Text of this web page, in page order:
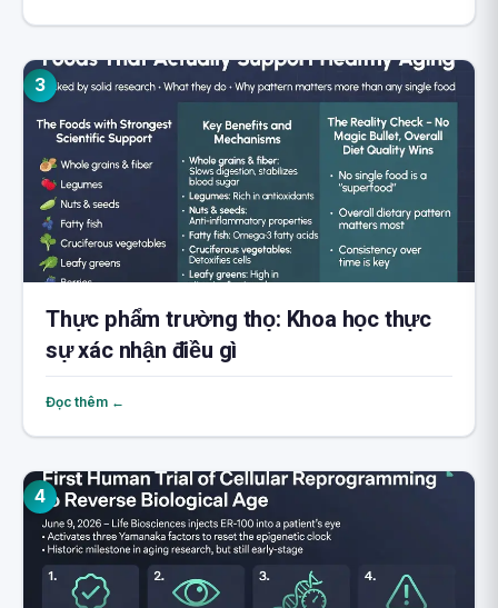
3
Thực phẩm trường thọ: Khoa học thực
sự xác nhận điều gì
Đọc thêm ←
4